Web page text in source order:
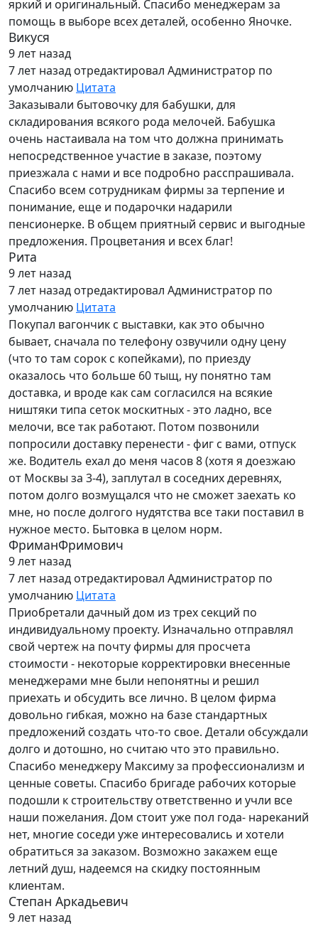
яркий и оригинальный. Спасибо менеджерам за
помощь в выборе всех деталей, особенно Яночке.
Викуся
9 лет назад
7 лет назад отредактировал Администратор по
умолчанию Цитата
Заказывали бытовочку для бабушки, для
складирования всякого рода мелочей. Бабушка
очень настаивала на том что должна принимать
непосредственное участие в заказе, поэтому
приезжала с нами и все подробно расспрашивала.
Спасибо всем сотрудникам фирмы за терпение и
понимание, еще и подарочки надарили
пенсионерке. В общем приятный сервис и выгодные
предложения. Процветания и всех благ!
Рита
9 лет назад
7 лет назад отредактировал Администратор по
умолчанию Цитата
Покупал вагончик с выставки, как это обычно
бывает, сначала по телефону озвучили одну цену
(что то там сорок с копейками), по приезду
оказалось что больше 60 тыщ, ну понятно там
доставка, и вроде как сам согласился на всякие
ништяки типа сеток москитных - это ладно, все
мелочи, все так работают. Потом позвонили
попросили доставку перенести - фиг с вами, отпуск
же. Водитель ехал до меня часов 8 (хотя я доезжаю
от Москвы за 3-4), заплутал в соседних деревнях,
потом долго возмущался что не сможет заехать ко
мне, но после долгого нудятства все таки поставил в
нужное место. Бытовка в целом норм.
ФриманФримович
9 лет назад
7 лет назад отредактировал Администратор по
умолчанию Цитата
Приобретали дачный дом из трех секций по
индивидуальному проекту. Изначально отправлял
свой чертеж на почту фирмы для просчета
стоимости - некоторые корректировки внесенные
менеджерами мне были непонятны и решил
приехать и обсудить все лично. В целом фирма
довольно гибкая, можно на базе стандартных
предложений создать что-то свое. Детали обсуждали
долго и дотошно, но считаю что это правильно.
Спасибо менеджеру Максиму за профессионализм и
ценные советы. Спасибо бригаде рабочих которые
подошли к строительству ответственно и учли все
наши пожелания. Дом стоит уже пол года- нареканий
нет, многие соседи уже интересовались и хотели
обратиться за заказом. Возможно закажем еще
летний душ, надеемся на скидку постоянным
клиентам.
Степан Аркадьевич
9 лет назад